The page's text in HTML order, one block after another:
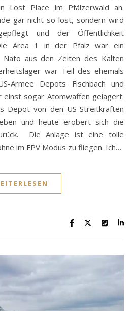
Lost Place im Pfälzerwald an.
gar nicht so lost, sondern wird
und der Öffentlichkeit
Area 1 in der Pfalz war ein
Nato aus den Zeiten des Kalten
war Teil des ehemals
Armee Depots Fischbach und
einst sogar Atomwaffen gelagert.
Depot von den US-Streitkräften
und heute erobert sich die
Die Anlage ist eine tolle
im FPV Modus zu fliegen. Ich…